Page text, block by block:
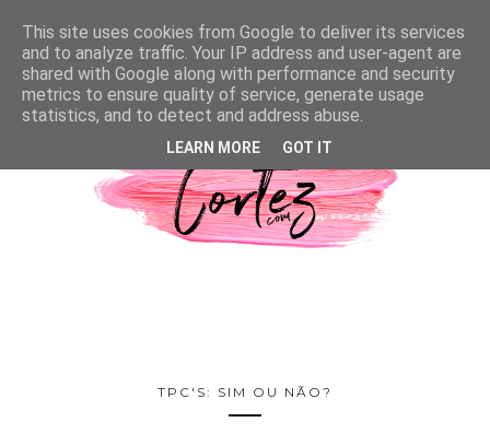
TPC'S: SIM OU NÃO?
This site uses cookies from Google to deliver its services
and to analyze traffic. Your IP address and user-agent are
shared with Google along with performance and security
metrics to ensure quality of service, generate usage
statistics, and to detect and address abuse.
LEARN MORE GOT IT